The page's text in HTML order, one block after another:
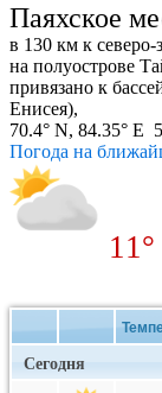
Паяхское
в 130 км к северо-
на полуострове
привязано к
Енисея),
70.4° N, 84.35° E
Погода на
11°
Сегодня